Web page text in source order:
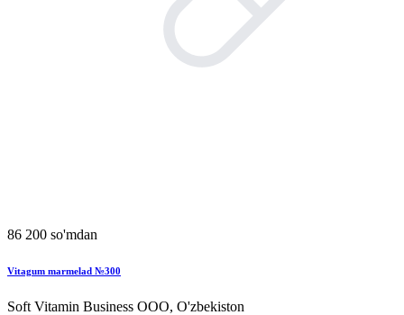
86 200 so'mdan
Vitagum marmelad №300
Soft Vitamin Business ООО, O'zbekiston